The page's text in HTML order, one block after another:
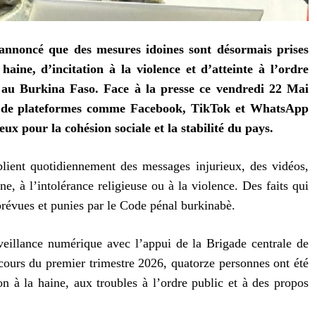
que des mesures idoines sont désormais prises
d’incitation à la violence et d’atteinte à l’ordre
Burkina Faso. Face à la presse ce vendredi 22 Mai
plateformes comme Facebook, TikTok et WhatsApp
pour la cohésion sociale et la stabilité du pays.
quotidiennement des messages injurieux, des vidéos,
à l’intolérance religieuse ou à la violence. Des faits qui
et punies par le Code pénal burkinabè.
numérique avec l’appui de la Brigade centrale de
du premier trimestre 2026, quatorze personnes ont été
à la haine, aux troubles à l’ordre public et à des propos